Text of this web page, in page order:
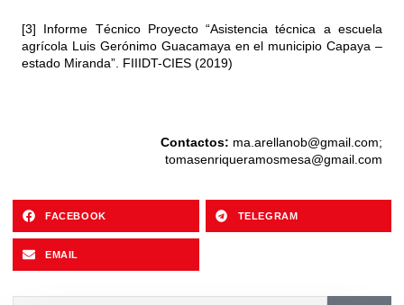
[3] Informe Técnico Proyecto “Asistencia técnica a escuela
agrícola Luis Gerónimo Guacamaya en el municipio Capaya –
estado Miranda”. FIIIDT-CIES (2019)
Contactos: ma.arellanob@gmail.com;
tomasenriqueramosmesa@gmail.com
FACEBOOK TELEGRAM
EMAIL